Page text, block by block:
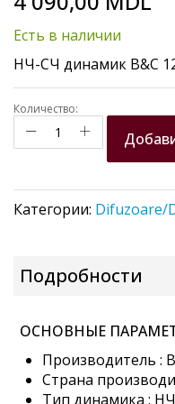
beginning
of
images
gallery
Есть в наличии
НЧ-СЧ динамик B&C
Количество:
Категории: Difuzoare/
Подробности
ОСНОВНЫЕ
Производитель :
Страна
Тип динамика :